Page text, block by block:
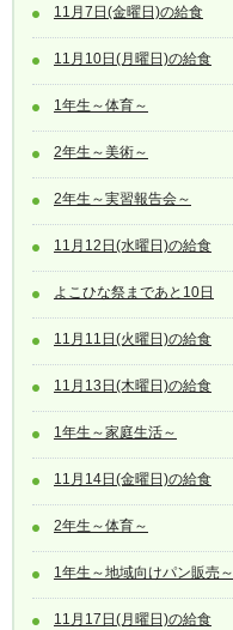
11月7日(金曜日)の給食
11月10日(月曜日)の給食
1年生～体育～
2年生～美術～
2年生～実習報告会～
11月12日(水曜日)の給食
よこひな祭まであと10日
11月11日(火曜日)の給食
11月13日(木曜日)の給食
1年生～家庭生活～
11月14日(金曜日)の給食
2年生～体育～
1年生～地域向けパン販売～
11月17日(月曜日)の給食